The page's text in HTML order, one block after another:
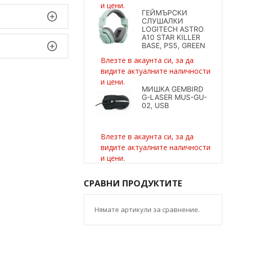
и цени.
ГЕЙМЪРСКИ
СЛУШАЛКИ
LOGITECH ASTRO
A10 STAR KILLER
BASE, PS5, GREEN
Влезте в акаунта си, за да
видите актуалните наличности
и цени.
МИШКА GEMBIRD
G-LASER MUS-GU-
02, USB
Влезте в акаунта си, за да
видите актуалните наличности
и цени.
СРАВНИ ПРОДУКТИТЕ
Нямате артикули за сравнение.